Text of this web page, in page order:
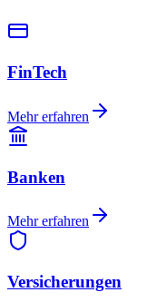
FinTech
Mehr erfahren
Banken
Mehr erfahren
Versicherungen